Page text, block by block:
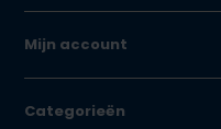
Mijn account
Categorieën